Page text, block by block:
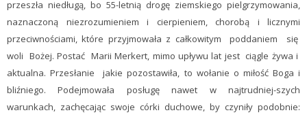
przeszła niedługą, bo 55-letnią drogę ziemskiego pielgrzymowania,
naznaczoną niezrozumieniem i cierpieniem, chorobą i licznymi
przeciwnościami, które przyjmowała z całkowitym poddaniem się
woli Bożej. Postać Marii Merkert, mimo upływu lat jest ciągle żywa i
aktualna. Przesłanie jakie pozostawiła, to wołanie o miłość Boga i
bliźniego. Podejmowała posługę nawet w najtrudniej-szych
warunkach, zachęcając swoje córki duchowe, by czyniły podobnie: